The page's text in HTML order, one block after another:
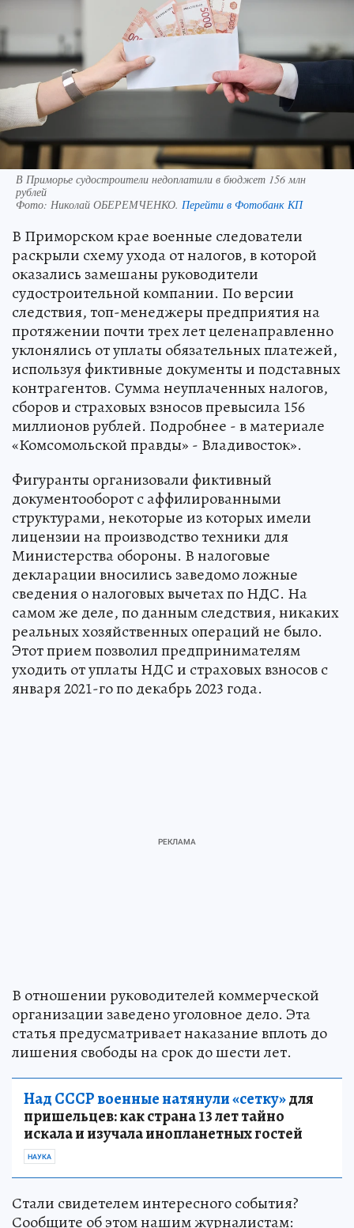
В Приморье судостроители недоплатили в бюджет 156 млн
рублей
Фото: Николай ОБЕРЕМЧЕНКО. Перейти в Фотобанк КП
В Приморском крае военные следователи
раскрыли схему ухода от налогов, в которой
оказались замешаны руководители
судостроительной компании. По версии
следствия, топ-менеджеры предприятия на
протяжении почти трех лет целенаправленно
уклонялись от уплаты обязательных платежей,
используя фиктивные документы и подставных
контрагентов. Сумма неуплаченных налогов,
сборов и страховых взносов превысила 156
миллионов рублей. Подробнее - в материале
«Комсомольской правды» - Владивосток».
Фигуранты организовали фиктивный
документооборот с аффилированными
структурами, некоторые из которых имели
лицензии на производство техники для
Министерства обороны. В налоговые
декларации вносились заведомо ложные
сведения о налоговых вычетах по НДС. На
самом же деле, по данным следствия, никаких
реальных хозяйственных операций не было.
Этот прием позволил предпринимателям
уходить от уплаты НДС и страховых взносов с
января 2021-го по декабрь 2023 года.
В отношении руководителей коммерческой
организации заведено уголовное дело. Эта
статья предусматривает наказание вплоть до
лишения свободы на срок до шести лет.
Над СССР военные натянули «сетку»для
пришельцев: как страна 13 лет тайно
искала и изучала инопланетных гостей
НАУКА
Стали свидетелем интересного события?
Сообщите об этом нашим журналистам: